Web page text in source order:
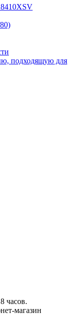
подходящую для
часов.
магазин